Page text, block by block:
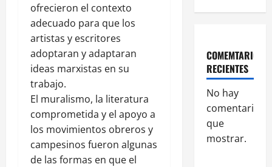
ofrecieron el contexto
adecuado para que los
artistas y escritores
adoptaran y adaptaran
ideas marxistas en su
trabajo.
El muralismo, la literatura
comprometida y el apoyo a
los movimientos obreros y
campesinos fueron algunas
de las formas en que el
COMEMTARIOS
RECIENTES
No hay
comentarios
que
mostrar.